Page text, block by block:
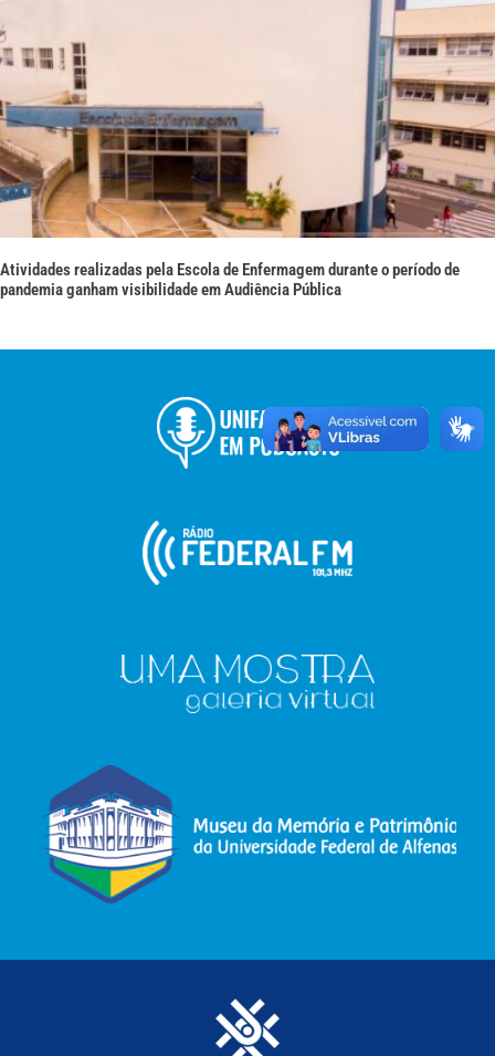
Atividades realizadas pela Escola de Enfermagem durante o período de
pandemia ganham visibilidade em Audiência Pública